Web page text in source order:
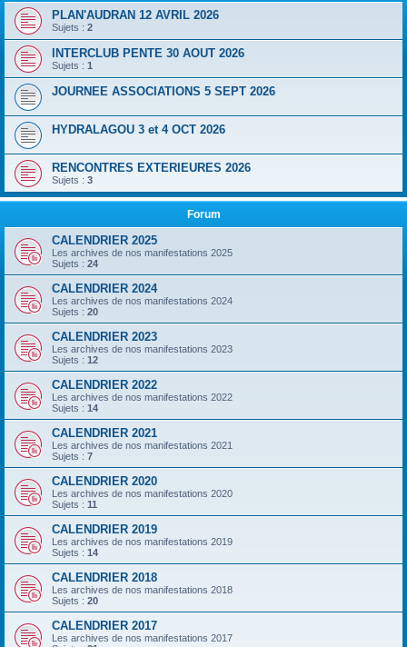
PLAN'AUDRAN 12 AVRIL 2026
Sujets : 2
INTERCLUB PENTE 30 AOUT 2026
Sujets : 1
JOURNEE ASSOCIATIONS 5 SEPT 2026
HYDRALAGOU 3 et 4 OCT 2026
RENCONTRES EXTERIEURES 2026
Sujets : 3
Forum
CALENDRIER 2025
Les archives de nos manifestations 2025
Sujets : 24
CALENDRIER 2024
Les archives de nos manifestations 2024
Sujets : 20
CALENDRIER 2023
Les archives de nos manifestations 2023
Sujets : 12
CALENDRIER 2022
Les archives de nos manifestations 2022
Sujets : 14
CALENDRIER 2021
Les archives de nos manifestations 2021
Sujets : 7
CALENDRIER 2020
Les archives de nos manifestations 2020
Sujets : 11
CALENDRIER 2019
Les archives de nos manifestations 2019
Sujets : 14
CALENDRIER 2018
Les archives de nos manifestations 2018
Sujets : 20
CALENDRIER 2017
Les archives de nos manifestations 2017